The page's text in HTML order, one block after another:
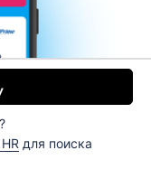
для поиска
работы №1 в